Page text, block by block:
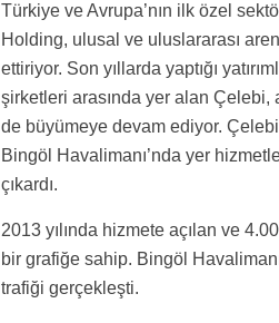
Türkiye ve Avrupa’nın ilk özel
Holding, ulusal ve uluslararası
ettiriyor. Son yıllarda yaptığı
şirketleri arasında yer alan Çelebi,
de büyümeye devam ediyor.
Bingöl Havalimanı’nda yer
çıkardı.
2013 yılında hizmete açılan ve
bir grafiğe sahip. Bingöl
trafiği gerçekleşti.